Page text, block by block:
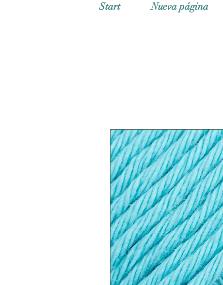
Start Nueva página